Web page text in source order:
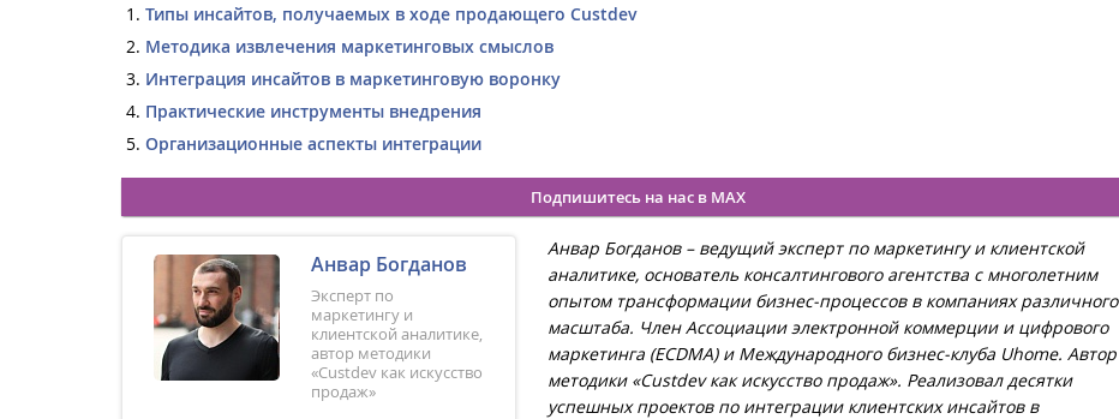
Типы инсайтов, получаемых в ходе продающего Custdev
Методика извлечения маркетинговых смыслов
Интеграция инсайтов в маркетинговую воронку
Практические инструменты внедрения
Организационные аспекты интеграции
Подпишитесь на нас в MAX
Анвар Богданов
Эксперт по
маркетингу и
клиентской аналитике,
автор методики
«Custdev как искусство
продаж»
Анвар Богданов – ведущий эксперт по маркетингу и клиентской
аналитике, основатель консалтингового агентства с многолетним
опытом трансформации бизнес-процессов в компаниях различного
масштаба. Член Ассоциации электронной коммерции и цифрового
маркетинга (ECDMA) и Международного бизнес-клуба Uhome. Автор
методики «Custdev как искусство продаж». Реализовал десятки
успешных проектов по интеграции клиентских инсайтов в